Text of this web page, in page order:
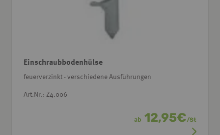
Einschraubbodenhülse
feuerverzinkt - verschiedene Ausführungen
Art.Nr.: Z4.006
ab 12,95€/St